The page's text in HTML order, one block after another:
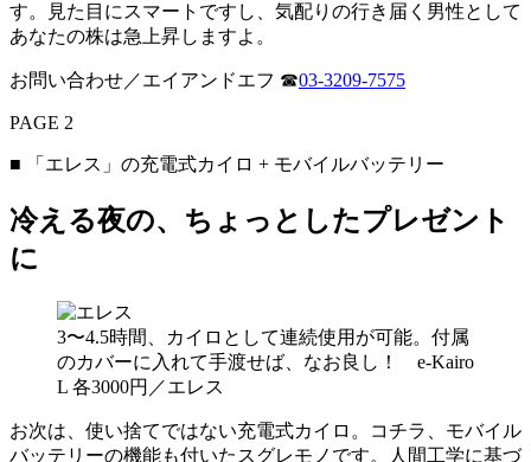
す。見た目にスマートですし、気配りの行き届く男性として
あなたの株は急上昇しますよ。
お問い合わせ／エイアンドエフ ☎︎03-3209-7575
PAGE 2
■ 「エレス」の充電式カイロ + モバイルバッテリー
冷える夜の、ちょっとしたプレゼント
に
3〜4.5時間、カイロとして連続使用が可能。付属
のカバーに入れて手渡せば、なお良し！ e-Kairo
L 各3000円／エレス
お次は、使い捨てではない充電式カイロ。コチラ、モバイル
バッテリーの機能も付いたスグレモノです。人間工学に基づ